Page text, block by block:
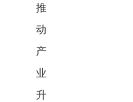
推
动
产
业
升